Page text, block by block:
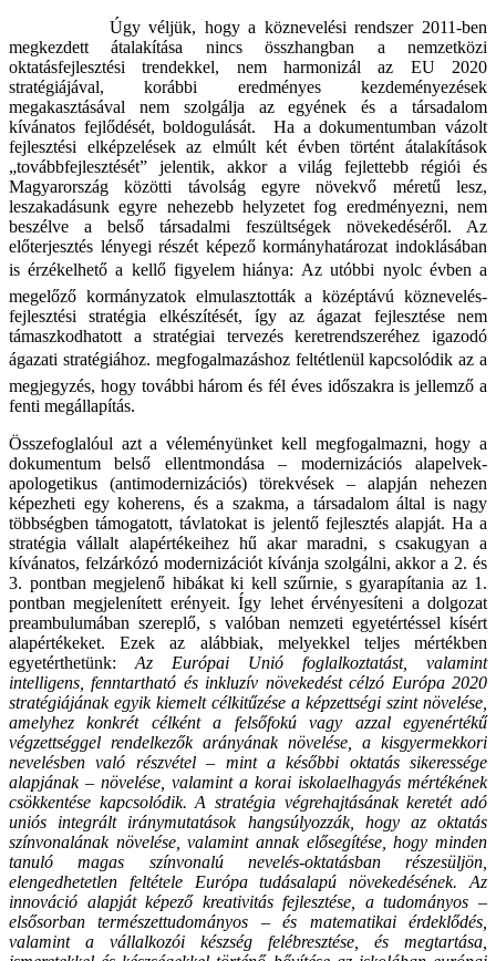
Úgy véljük, hogy a köznevelési rendszer 2011-ben
megkezdett átalakítása nincs összhangban a nemzetközi
oktatásfejlesztési trendekkel, nem harmonizál az EU 2020
stratégiájával, korábbi eredményes kezdeményezések
megakasztásával nem szolgálja az egyének és a társadalom
kívánatos fejlődését, boldogulását. Ha a dokumentumban vázolt
fejlesztési elképzelések az elmúlt két évben történt átalakítások
„továbbfejlesztését” jelentik, akkor a világ fejlettebb régiói és
Magyarország közötti távolság egyre növekvő méretű lesz,
leszakadásunk egyre nehezebb helyzetet fog eredményezni, nem
beszélve a belső társadalmi feszültségek növekedéséről. Az
előterjesztés lényegi részét képező kormányhatározat indoklásában
is érzékelhető a kellő figyelem hiánya: Az utóbbi nyolc évben a
megelőző kormányzatok elmulasztották a középtávú köznevelés-
fejlesztési stratégia elkészítését, így az ágazat fejlesztése nem
támaszkodhatott a stratégiai tervezés keretrendszeréhez igazodó
ágazati stratégiához. megfogalmazáshoz feltétlenül kapcsolódik az a
megjegyzés, hogy további három és fél éves időszakra is jellemző a
fenti megállapítás.
Összefoglalóul azt a véleményünket kell megfogalmazni, hogy a
dokumentum belső ellentmondása – modernizációs alapelvek-
apologetikus (antimodernizációs) törekvések – alapján nehezen
képezheti egy koherens, és a szakma, a társadalom által is nagy
többségben támogatott, távlatokat is jelentő fejlesztés alapját. Ha a
stratégia vállalt alapértékeihez hű akar maradni, s csakugyan a
kívánatos, felzárkózó modernizációt kívánja szolgálni, akkor a 2. és
3. pontban megjelenő hibákat ki kell szűrnie, s gyarapítania az 1.
pontban megjelenített erényeit. Így lehet érvényesíteni a dolgozat
preambulumában szereplő, s valóban nemzeti egyetértéssel kísért
alapértékeket. Ezek az alábbiak, melyekkel teljes mértékben
egyetérthetünk: Az Európai Unió foglalkoztatást, valamint
intelligens, fenntartható és inkluzív növekedést célzó Európa 2020
stratégiájának egyik kiemelt célkitűzése a képzettségi szint növelése,
amelyhez konkrét célként a felsőfokú vagy azzal egyenértékű
végzettséggel rendelkezők arányának növelése, a kisgyermekkori
nevelésben való részvétel – mint a későbbi oktatás sikeressége
alapjának – növelése, valamint a korai iskolaelhagyás mértékének
csökkentése kapcsolódik. A stratégia végrehajtásának keretét adó
uniós integrált iránymutatások hangsúlyozzák, hogy az oktatás
színvonalának növelése, valamint annak elősegítése, hogy minden
tanuló magas színvonalú nevelés-oktatásban részesüljön,
elengedhetetlen feltétele Európa tudásalapú növekedésének. Az
innováció alapját képező kreativitás fejlesztése, a tudományos –
elsősorban természettudományos – és matematikai érdeklődés,
valamint a vállalkozói készség felébresztése, és megtartása,